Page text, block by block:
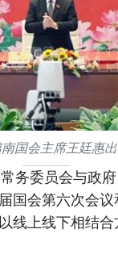
国会主席王廷惠
务委员会与政
国会第六次会
线上线下相结